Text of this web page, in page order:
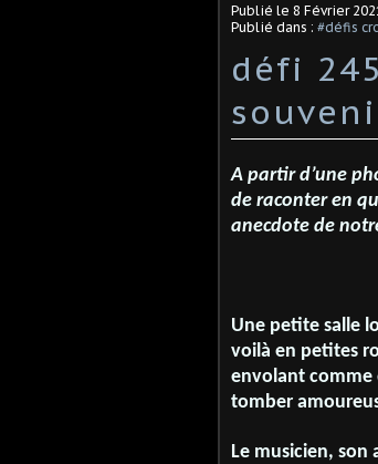
Publié le 8 Février
Publié dans : #défis
défi
A partir d’une
de raconter en
anecdote de
Une petite salle
voilà en petites
envolant comme
tomber
Le musicien, son